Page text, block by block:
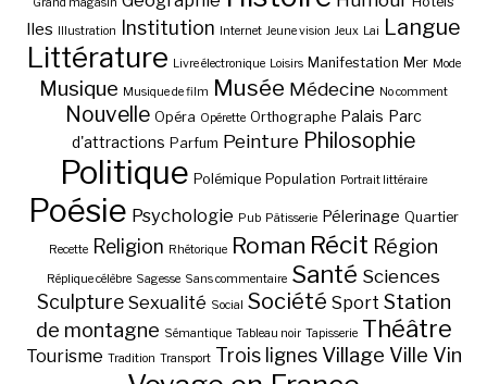
Grand magasin
Iles Illustration Institution Internet Jeune vision Jeux Lai Langue
Littérature Livre électronique Loisirs Manifestation Mer Mode
Musique Musique de film Musée Médecine No comment
Nouvelle Opéra Opérette Orthographe Palais Parc
d'attractions Parfum Peinture Philosophie
Politique Polémique Population Portrait littéraire
Poésie Psychologie Pub Pâtisserie Pélerinage Quartier
Recette Religion Rhétorique Roman Récit Région
Réplique célèbre Sagesse Sans commentaire Santé Sciences
Sculpture Sexualité Social Société Sport Station
de montagne Sémantique Tableau noir Tapisserie Théâtre
Tourisme Tradition Transport Trois lignes Village Ville Vin